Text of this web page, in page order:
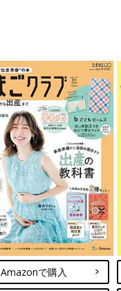
Amazonで購入